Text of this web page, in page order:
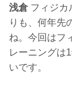
浅倉フィジカ
りも、何年先
ね。今回はフ
レーニングは
いです。